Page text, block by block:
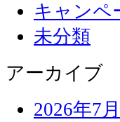
キャンペ
未分類
アーカイブ
2026年7月